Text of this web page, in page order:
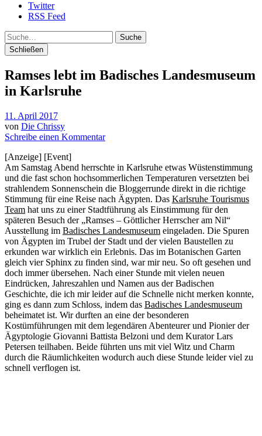
Twitter
RSS Feed
Suche
Schließen
Ramses lebt im Badisches Landesmuseum
in Karlsruhe
11. April 2017
von Die Chrissy
Schreibe einen Kommentar
[Anzeige] [Event]
Am Samstag Abend herrschte in Karlsruhe etwas Wüstenstimmung
und die fast schon hochsommerlichen Temperaturen versetzten bei
strahlendem Sonnenschein die Bloggerrunde direkt in die richtige
Stimmung für eine Reise nach Ägypten. Das Karlsruhe Tourismus
Team hat uns zu einer Stadtführung als Einstimmung für den
späteren Besuch der „Ramses – Göttlicher Herrscher am Nil“
Ausstellung im Badisches Landesmuseum eingeladen. Die Spuren
von Ägypten im Trubel der Stadt und der vielen Baustellen zu
erkunden war wirklich ein Erlebnis. Das im Botanischen Garten
gleich vier Sphinx zu finden sind, war mir neu. So oft gesehen und
doch immer übersehen. Nach einer Stunde mit vielen neuen
Eindrücken, Jahreszahlen und Namen aus der Badischen
Geschichte, die ich mir leider auf die Schnelle nicht merken konnte,
ging es dann zum Schloss, indem das Badisches Landesmuseum
beheimatet ist. Wir durften an eine der besonderen
Kostümführungen mit dem legendären Abenteurer und Pionier der
Ägyptologie Giovanni Battista Belzoni und dem Kurator Lars
Petersen teilhaben. Beide führten uns mit viel Witz und Charm
durch die Räumlichkeiten wodurch auch diese Stunde leider viel zu
schnell verflogen ist.